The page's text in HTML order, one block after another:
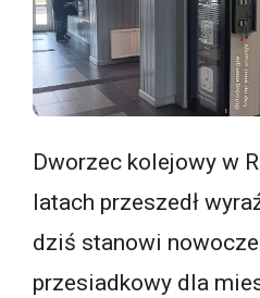
Dworzec kolejowy w
latach przeszedł
dziś stanowi
przesiadkowy dla